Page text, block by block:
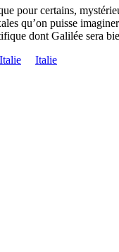
pour certains,
qu’on puisse
dont Galilée sera
Italie
Italie